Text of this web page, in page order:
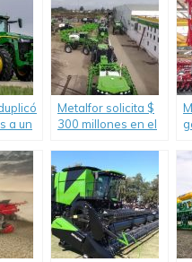
a un
Metalfor solicita $
300 millones en el